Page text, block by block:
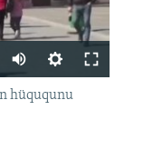
hüququnu